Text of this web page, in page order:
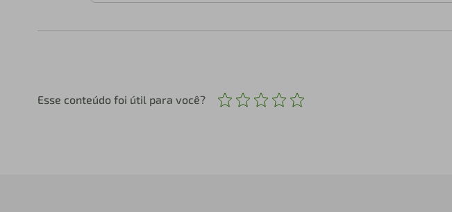
Esse conteúdo foi útil para você?